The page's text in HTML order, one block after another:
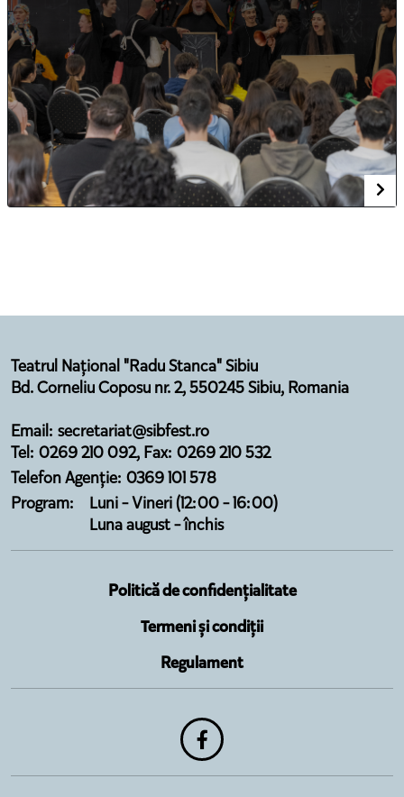
Teatrul Național "Radu Stanca" Sibiu
Bd. Corneliu Coposu nr. 2, 550245 Sibiu, Romania
Email: secretariat@sibfest.ro
Tel: 0269 210 092, Fax: 0269 210 532
Telefon Agenție: 0369 101 578
Program:
Luni - Vineri (12:00 - 16:00)
Luna august - închis
Politică de confidențialitate
Termeni și condiții
Regulament